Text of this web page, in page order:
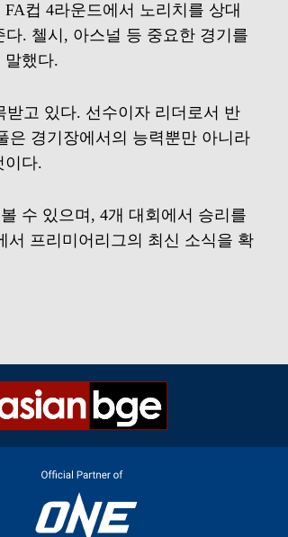
컵 4라운드에서 노리치를 상대
. 첼시, 아스널 등 중요한 경기를
말했다.
받고 있다. 선수이자 리더로서 반
은 경기장에서의 능력뿐만 아니라
이다.
수 있으며, 4개 대회에서 승리를
프리미어리그의 최신 소식을 확